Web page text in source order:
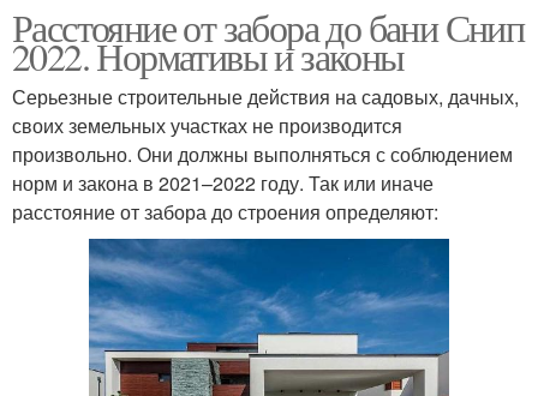
Расстояние от забора до бани Снип
2022. Нормативы и законы
Серьезные строительные действия на садовых, дачных,
своих земельных участках не производится
произвольно. Они должны выполняться с соблюдением
норм и закона в 2021–2022 году. Так или иначе
расстояние от забора до строения определяют: